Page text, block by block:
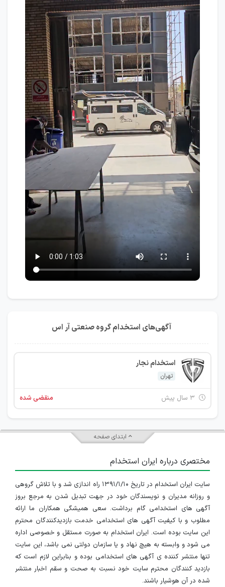
آگهی‌های استخدام گروه صنعتی آر اس
استخدام نجار
تهران
منقضی شده
ابتدای صفحه
مختصری درباره ایران استخدام
سایت ایران استخدام در تاریخ ۱۳۹۱/۱/۱۰ راه اندازی شد و با تلاش گروهی
و روزانه مدیران و نویسندگان خود در جهت تبدیل شدن به مرجع بروز
آگهی های استخدامی گام برداشت. سعی همیشگی همکاران ما ارائه
مطلوب و با کیفیت آگهی های استخدامی خدمت بازدیدکنندگان محترم
این سایت بوده است. ایران استخدام به صورت مستقل و خصوصی اداره
می شود و وابسته به هیچ نهاد و یا سازمان دولتی نمی باشد، این سایت
تنها منتشر کننده ی آگهی های استخدامی بوده و بنابراین لازم است که
بازدید کنندگان محترم سایت خود نسبت به صحت و سقم اخبار منتشر
شده در آن هوشیار باشند.